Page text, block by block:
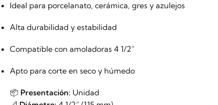
Ideal para porcelanato, cerámica, gres y azulejos
Alta durabilidad y estabilidad
Compatible con amoladoras 4 1/2”
Apto para corte en seco y húmedo
📦 Presentación: Unidad